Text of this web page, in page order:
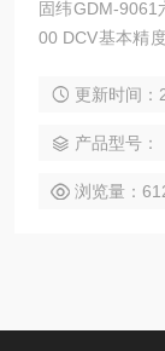
固纬GDM-9061
00 DCV基本精
频率，周期，
直方图、条形图和
更新时间
产品型号：
浏览量：